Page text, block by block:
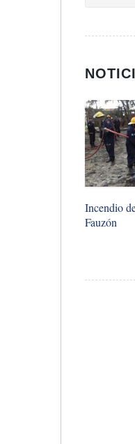
Incendio
Fauzón